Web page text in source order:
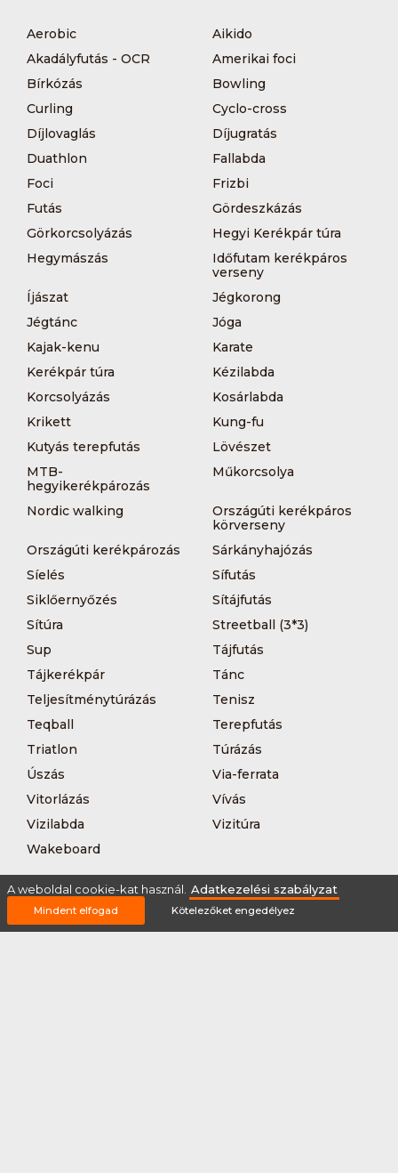
Aerobic
Aikido
Akadályfutás - OCR
Amerikai foci
Bírkózás
Bowling
Curling
Cyclo-cross
Díjlovaglás
Díjugratás
Duathlon
Fallabda
Foci
Frizbi
Futás
Gördeszkázás
Görkorcsolyázás
Hegyi Kerékpár túra
Hegymászás
Időfutam kerékpáros
verseny
Íjászat
Jégkorong
Jégtánc
Jóga
Kajak-kenu
Karate
Kerékpár túra
Kézilabda
Korcsolyázás
Kosárlabda
Krikett
Kung-fu
Kutyás terepfutás
Lövészet
MTB-
hegyikerékpározás
Műkorcsolya
Nordic walking
Országúti kerékpáros
körverseny
Országúti kerékpározás
Sárkányhajózás
Síelés
Sífutás
Siklőernyőzés
Sítájfutás
Sítúra
Streetball (3*3)
Sup
Tájfutás
Tájkerékpár
Tánc
Teljesítménytúrázás
Tenisz
Teqball
Terepfutás
Triatlon
Túrázás
Úszás
Via-ferrata
Vitorlázás
Vívás
Vizilabda
Vizitúra
Wakeboard
A weboldal cookie-kat használ. Adatkezelési szabályzat
Mindent elfogad Kötelezőket engedélyez